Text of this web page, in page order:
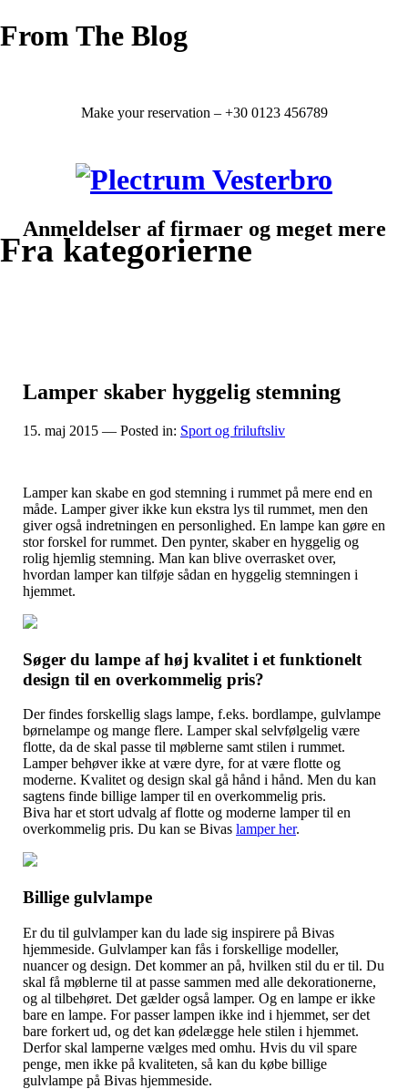
From The Blog
Make your reservation – +30 0123 456789
Anmeldelser af firmaer og meget mere
Fra kategorierne
Lamper skaber hyggelig stemning
15. maj 2015 — Posted in: Sport og friluftsliv
Lamper kan skabe en god stemning i rummet på mere end en
måde. Lamper giver ikke kun ekstra lys til rummet, men den
giver også indretningen en personlighed. En lampe kan gøre en
stor forskel for rummet. Den pynter, skaber en hyggelig og
rolig hjemlig stemning. Man kan blive overrasket over,
hvordan lamper kan tilføje sådan en hyggelig stemningen i
hjemmet.
Søger du lampe af høj kvalitet i et funktionelt
design til en overkommelig pris?
Der findes forskellig slags lampe, f.eks. bordlampe, gulvlampe
børnelampe og mange flere. Lamper skal selvfølgelig være
flotte, da de skal passe til møblerne samt stilen i rummet.
Lamper behøver ikke at være dyre, for at være flotte og
moderne. Kvalitet og design skal gå hånd i hånd. Men du kan
sagtens finde billige lamper til en overkommelig pris.
Biva har et stort udvalg af flotte og moderne lamper til en
overkommelig pris. Du kan se Bivas lamper her.
Billige gulvlampe
Er du til gulvlamper kan du lade sig inspirere på Bivas
hjemmeside. Gulvlamper kan fås i forskellige modeller,
nuancer og design. Det kommer an på, hvilken stil du er til. Du
skal få møblerne til at passe sammen med alle dekorationerne,
og al tilbehøret. Det gælder også lamper. Og en lampe er ikke
bare en lampe. For passer lampen ikke ind i hjemmet, ser det
bare forkert ud, og det kan ødelægge hele stilen i hjemmet.
Derfor skal lamperne vælges med omhu. Hvis du vil spare
penge, men ikke på kvaliteten, så kan du købe billige
gulvlampe på Bivas hjemmeside.